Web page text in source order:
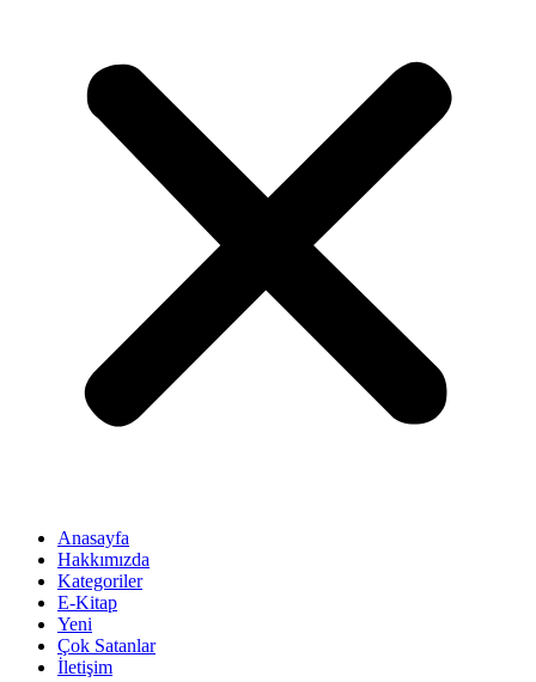
Anasayfa
Hakkımızda
Kategoriler
E-Kitap
Yeni
Çok Satanlar
İletişim